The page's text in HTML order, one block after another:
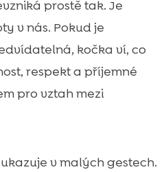
prostě tak. Je
v nás. Pokud je
kočka ví, co
respekt a příjemné
pro vztah mezi
v malých gestech.